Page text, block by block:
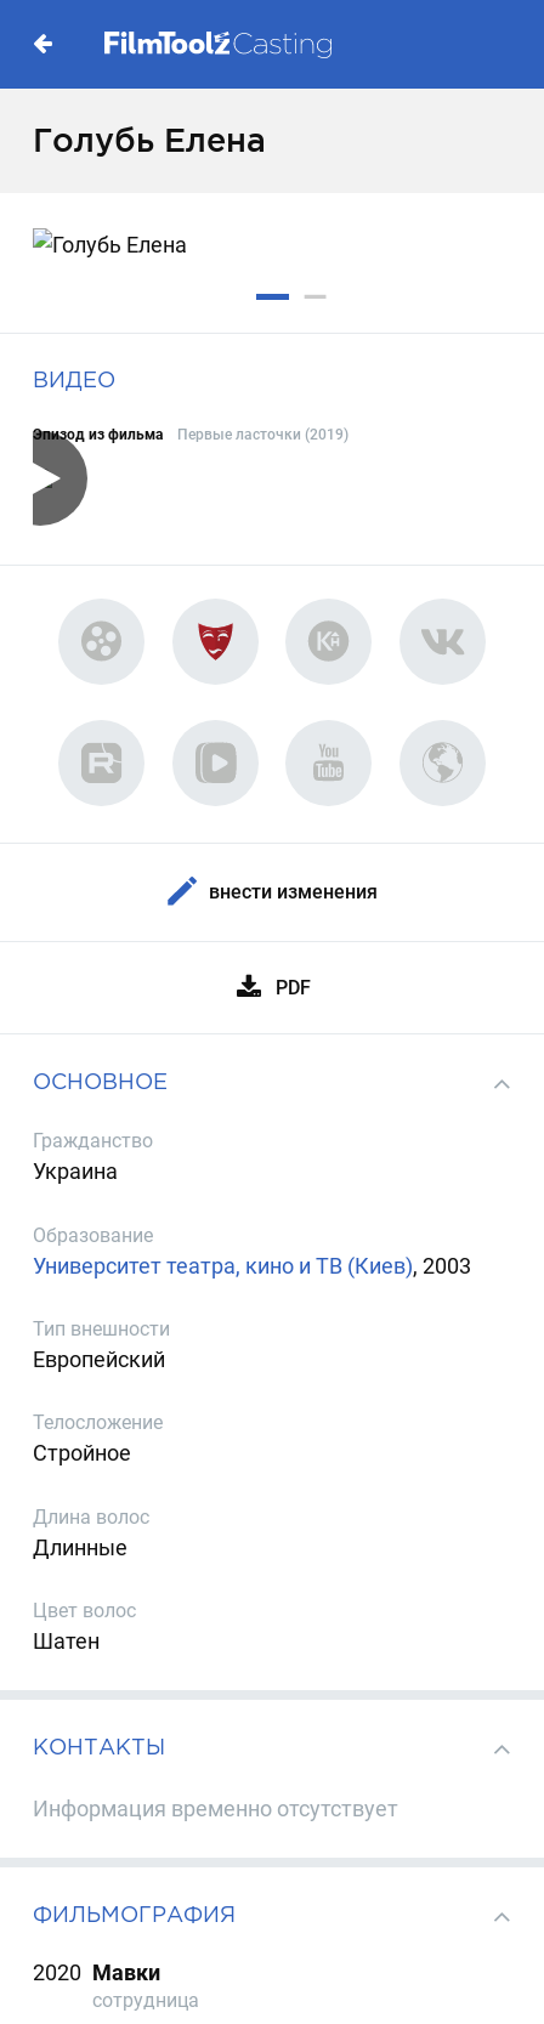
Голубь Елена
ВИДЕО
Эпизод из фильма Первые ласточки (2019)
внести изменения
PDF
ОСНОВНОЕ
Гражданство
Украина
Образование
Университет театра, кино и ТВ (Киев), 2003
Тип внешности
Европейский
Телосложение
Стройное
Длина волос
Длинные
Цвет волос
Шатен
КОНТАКТЫ
Информация временно отсутствует
ФИЛЬМОГРАФИЯ
2020 Мавки
сотрудница